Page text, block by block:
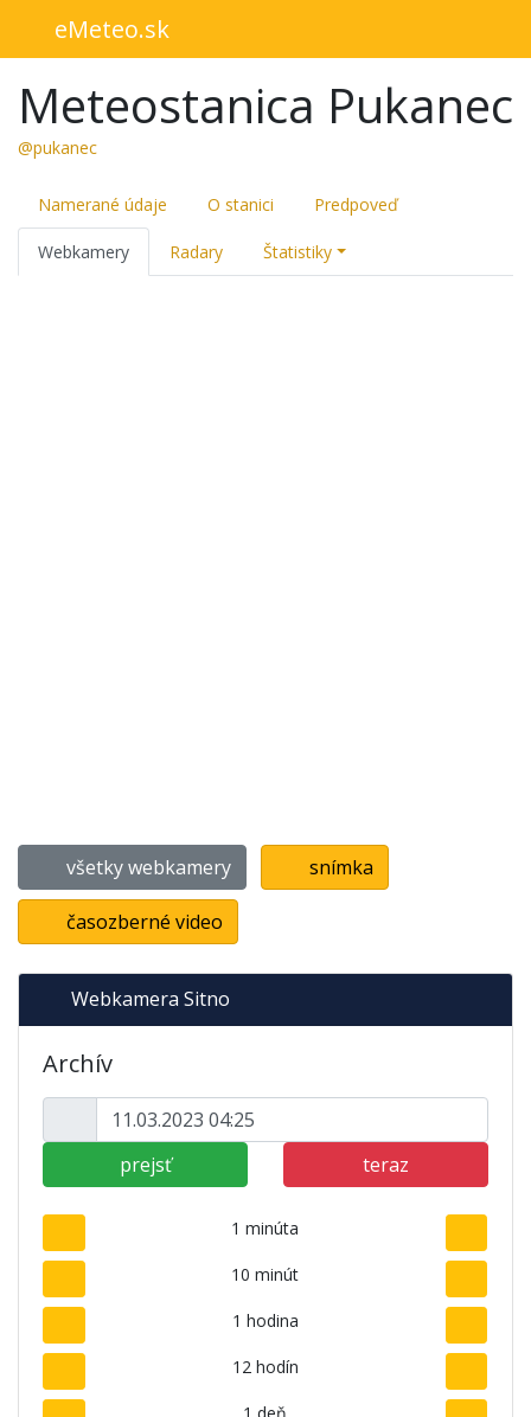
eMeteo.sk
Meteostanica Pukanec
@pukanec
Namerané údaje O stanici Predpoveď
Webkamery Radary Štatistiky
všetky webkamery snímka
časozberné video
Webkamera Sitno
Archív
prejsť teraz
1 minúta
10 minút
1 hodina
12 hodín